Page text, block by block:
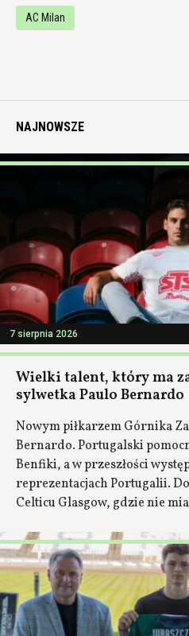
AC Milan
NAJNOWSZE
7 sierpnia 2026
Wielki talent, który ma
sylwetka Paulo Bernardo
Nowym piłkarzem Górnika
Bernardo. Portugalski
Benfiki, a w przeszłości
reprezentacjach Portugalii.
Celticu Glasgow, gdzie nie